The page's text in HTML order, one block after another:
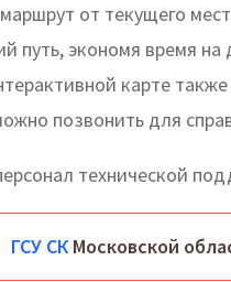
от текущего
путь, экономя время на
карте
позвонить для
технической
ГСУ СКМосковской